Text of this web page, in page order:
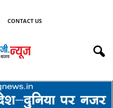
CONTACT US